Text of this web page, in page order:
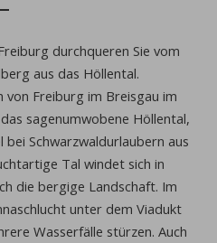
durchqueren Sie vom
aus das Höllental.
von Freiburg im Breisgau im
sagenumwobene Höllental,
Schwarzwaldurlaubern aus
Tal windet sich in
die bergige Landschaft. Im
unter dem Viadukt
Wasserfälle stürzen. Auch